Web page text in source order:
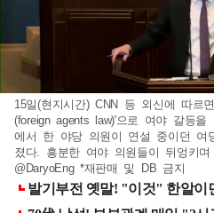
15일(현지시간) CNN 등 외신에 따르
(foreign agents law)'으로 여야 갈등
에서 한 야당 의원이 연설 중이던 여
졌다. 흥분한 여야 의원들이 뒤엉키
@DaryoEng *재판매 및 DB 금지